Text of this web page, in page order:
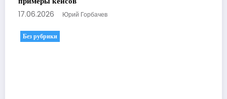
17.06.2026 Юрий Горбачев
Без рубрики